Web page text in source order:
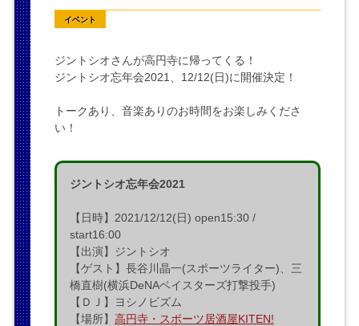
イベント
ジントシオさんが高円寺に帰ってくる！
ジントシオ忘年会2021、12/12(日)に開催決定！
トークあり、音楽ありのお時間をお楽しみくださ
い！
ジントシオ忘年会2021
【日時】2021/12/12(日) open15:30 /
start16:00
【出演】ジントシオ
【ゲスト】長谷川晶一(スポーツライター)、三
橋直樹(横浜DeNAベイスターズ打撃投手)
【ＤＪ】ヨシノビズム
【場所】 高円寺・スポーツ居酒屋KITEN!